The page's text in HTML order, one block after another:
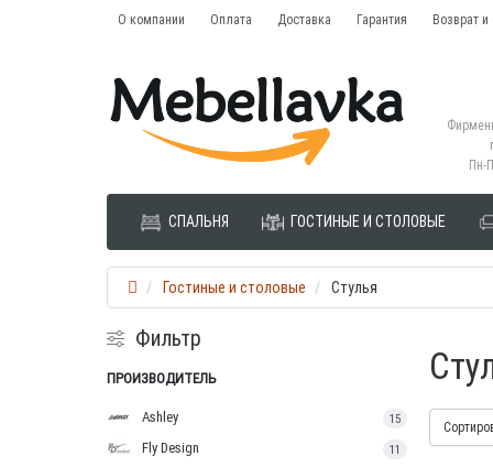
О компании Оплата Доставка Гарантия Возврат
Пн-
СПАЛЬНЯ ГОСТИНЫЕ И СТОЛОВЫЕ
Гостиные и столовые Стулья
Фильтр
ПРОИЗВОДИТЕЛЬ
Ashley 15
Fly Design 11